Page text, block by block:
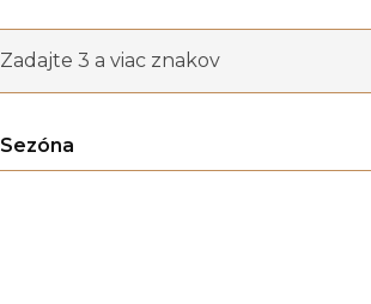
Zadajte 3 a viac znakov
Sezóna